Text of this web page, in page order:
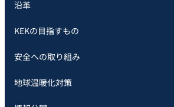
沿革
KEKの目指すもの
安全への取り組み
地球温暖化対策